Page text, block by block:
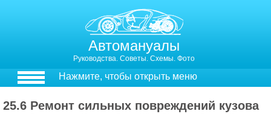
Автомануалы
Руководства. Советы. Схемы. Фото
Нажмите, чтобы открыть меню
25.6 Ремонт сильных повреждений кузова